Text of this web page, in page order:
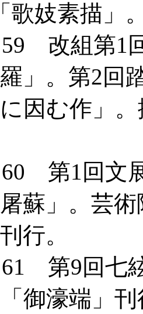
歌妓素描」
改組第1回
」。第2回
因む作」
第1回文展
蘇」。芸
行。
第9回七絃
「御濠端」